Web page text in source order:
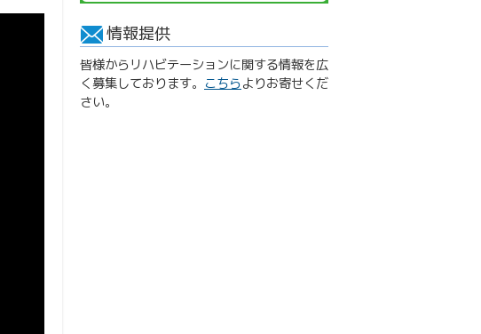
情報提供
皆様からリハビテーションに関する情報を広
く募集しております。 こちらよりお寄せくだ
さい。